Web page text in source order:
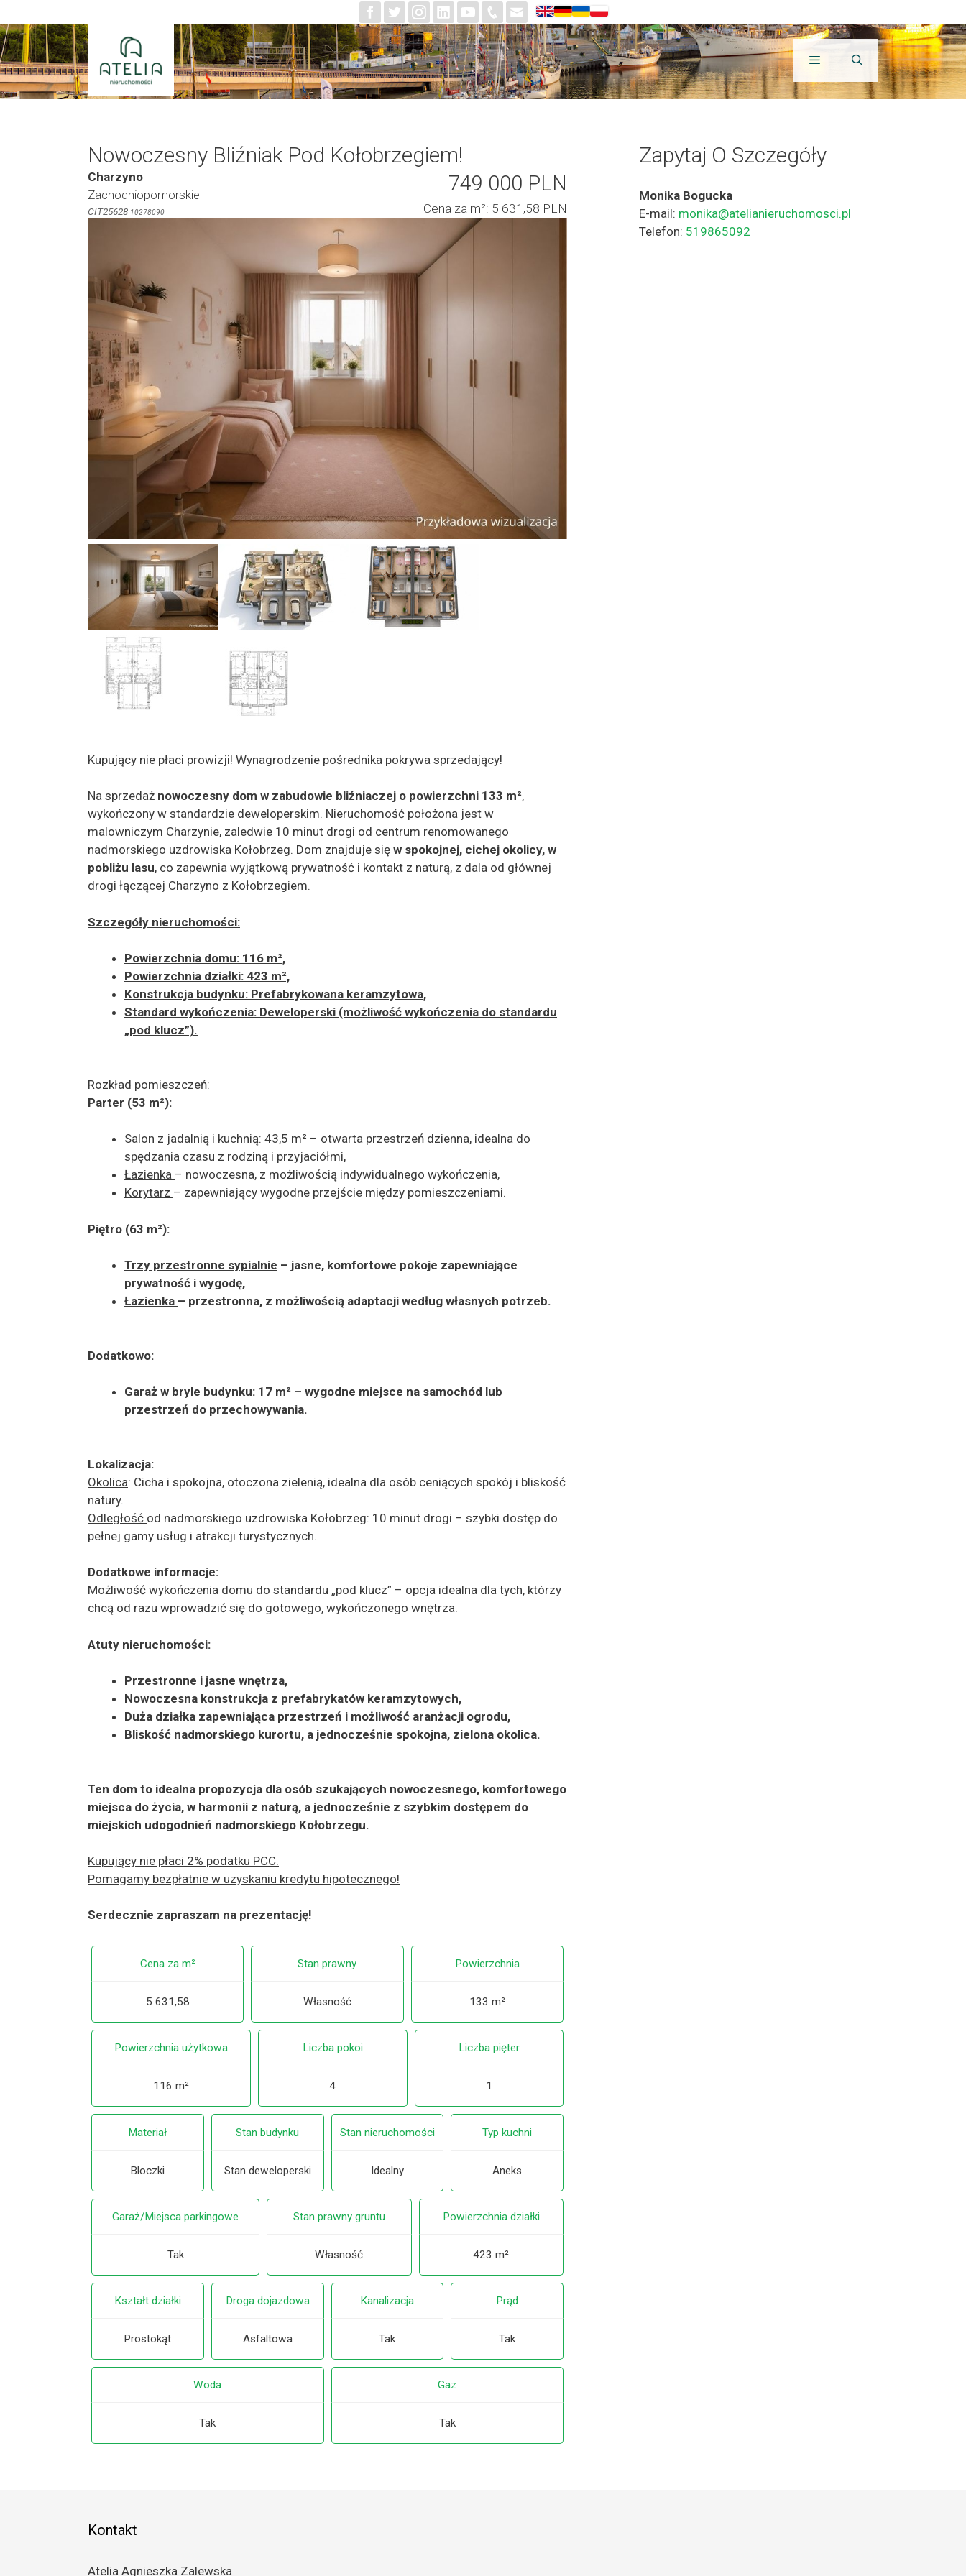
do
treści
Nowoczesny Bliźniak Pod Kołobrzegiem!
Charzyno
Zachodniopomorskie
CIT25628 10278090
749 000 PLN
Cena za m²: 5 631,58 PLN
Kupujący nie płaci prowizji! Wynagrodzenie pośrednika pokrywa sprzedający!
Na sprzedaż nowoczesny dom w zabudowie bliźniaczej o powierzchni 133 m²,
wykończony w standardzie deweloperskim. Nieruchomość położona jest w
malowniczym Charzynie, zaledwie 10 minut drogi od centrum renomowanego
nadmorskiego uzdrowiska Kołobrzeg. Dom znajduje się w spokojnej, cichej okolicy, w
pobliżu lasu, co zapewnia wyjątkową prywatność i kontakt z naturą, z dala od głównej
drogi łączącej Charzyno z Kołobrzegiem.
Szczegóły nieruchomości:
Powierzchnia domu: 116 m²,
Powierzchnia działki: 423 m²,
Konstrukcja budynku: Prefabrykowana keramzytowa,
Standard wykończenia: Deweloperski (możliwość wykończenia do standardu
„pod klucz”).
Rozkład pomieszczeń:
Parter (53 m²):
Salon z jadalnią i kuchnią: 43,5 m² – otwarta przestrzeń dzienna, idealna do
spędzania czasu z rodziną i przyjaciółmi,
Łazienka – nowoczesna, z możliwością indywidualnego wykończenia,
Korytarz – zapewniający wygodne przejście między pomieszczeniami.
Piętro (63 m²):
Trzy przestronne sypialnie – jasne, komfortowe pokoje zapewniające
prywatność i wygodę,
Łazienka – przestronna, z możliwością adaptacji według własnych potrzeb.
Dodatkowo:
Garaż w bryle budynku: 17 m² – wygodne miejsce na samochód lub
przestrzeń do przechowywania.
Lokalizacja:
Okolica: Cicha i spokojna, otoczona zielenią, idealna dla osób ceniących spokój i bliskość
natury.
Odległość od nadmorskiego uzdrowiska Kołobrzeg: 10 minut drogi – szybki dostęp do
pełnej gamy usług i atrakcji turystycznych.
Dodatkowe informacje:
Możliwość wykończenia domu do standardu „pod klucz” – opcja idealna dla tych, którzy
chcą od razu wprowadzić się do gotowego, wykończonego wnętrza.
Atuty nieruchomości:
Przestronne i jasne wnętrza,
Nowoczesna konstrukcja z prefabrykatów keramzytowych,
Duża działka zapewniająca przestrzeń i możliwość aranżacji ogrodu,
Bliskość nadmorskiego kurortu, a jednocześnie spokojna, zielona okolica.
Ten dom to idealna propozycja dla osób szukających nowoczesnego, komfortowego
miejsca do życia, w harmonii z naturą, a jednocześnie z szybkim dostępem do
miejskich udogodnień nadmorskiego Kołobrzegu.
Kupujący nie płaci 2% podatku PCC.
Pomagamy bezpłatnie w uzyskaniu kredytu hipotecznego!
Serdecznie zapraszam na prezentację!
Cena za m²
5 631,58
Stan prawny
Własność
Powierzchnia
133 m²
Powierzchnia użytkowa
116 m²
Liczba pokoi
4
Liczba pięter
1
Materiał
Bloczki
Stan budynku
Stan deweloperski
Stan nieruchomości
Idealny
Typ kuchni
Aneks
Garaż/Miejsca parkingowe
Tak
Stan prawny gruntu
Własność
Powierzchnia działki
423 m²
Kształt działki
Prostokąt
Droga dojazdowa
Asfaltowa
Kanalizacja
Tak
Prąd
Tak
Woda
Tak
Gaz
Tak
Zapytaj O Szczegóły
Monika Bogucka
E-mail: monika@atelianieruchomosci.pl
Telefon: 519865092
Kontakt
Atelia Agnieszka Zalewska